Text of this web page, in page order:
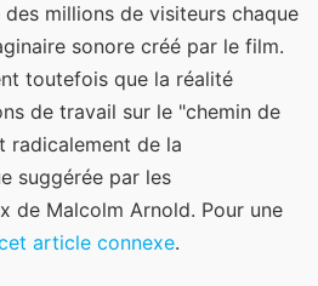
millions de visiteurs chaque
sonore créé par le film.
toutefois que la réalité
de travail sur le "chemin de
de la
suggérée par les
de Malcolm Arnold. Pour une
article connexe.